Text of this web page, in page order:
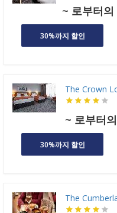
~ 로부터의
30%까지 할인
The Crown
~ 로부터
30%까지 할인
The